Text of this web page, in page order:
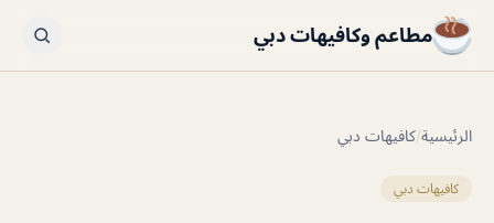
مطاعم وكافيهات دبي
الرئيسية/كافيهات دبي
كافيهات دبي